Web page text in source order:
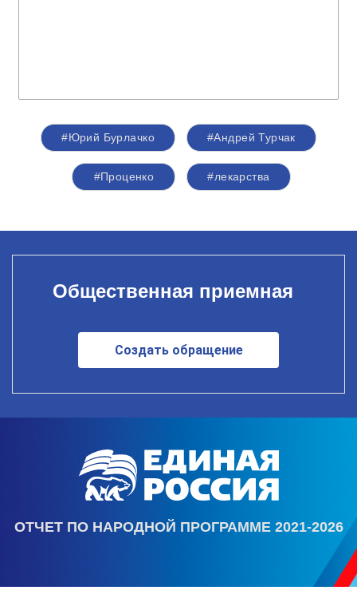
#Юрий Бурлачко #Андрей Турчак
#Проценко #лекарства
Общественная приемная
Создать обращение
ОТЧЕТ ПО НАРОДНОЙ ПРОГРАММЕ 2021-2026